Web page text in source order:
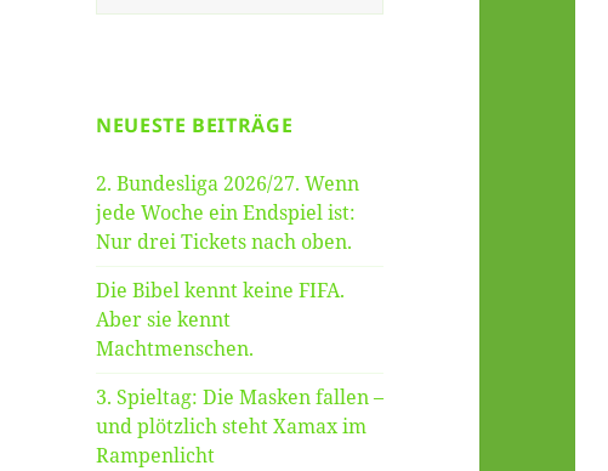
nach:
NEUESTE BEITRÄGE
2. Bundesliga 2026/27. Wenn
jede Woche ein Endspiel ist:
Nur drei Tickets nach oben.
Die Bibel kennt keine FIFA.
Aber sie kennt
Machtmenschen.
3. Spieltag: Die Masken fallen –
und plötzlich steht Xamax im
Rampenlicht